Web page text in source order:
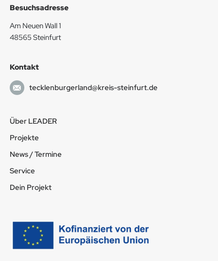
Besuchsadresse
Am Neuen Wall 1
48565 Steinfurt
Kontakt
tecklenburgerland@kreis-steinfurt.de
Über LEADER
Projekte
News / Termine
Service
Dein Projekt